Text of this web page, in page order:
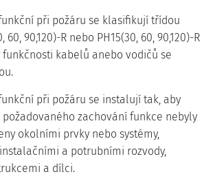
při požáru se klasifikují třídou
60, 90,120)-R nebo PH15(30, 60, 90,120)-R
funkčnosti kabelů anebo vodičů se
při požáru se instalují tak, aby
zachování funkce nebyly
okolními prvky nebo systémy,
a potrubními rozvody,
a dílci.